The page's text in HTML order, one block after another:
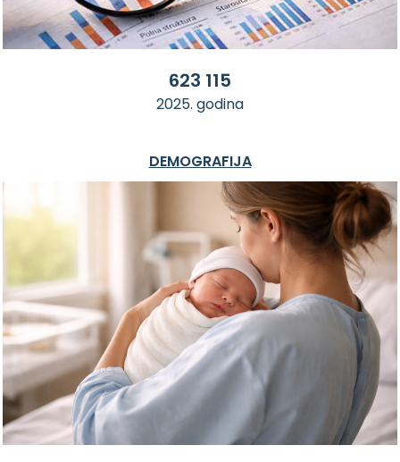
623 115
2025. godina
DEMOGRAFIJA